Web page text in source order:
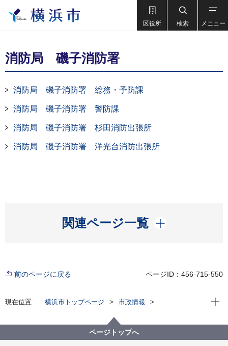
区役所 検索 メニュー
消防局 磯子消防署
消防局 磯子消防署 総務・予防課
消防局 磯子消防署 警防課
消防局 磯子消防署 杉田消防出張所
消防局 磯子消防署 洋光台消防出張所
関連ページ一覧
開く
前のページに戻る ページID：456-715-550
現在位置 横浜市トップページ
市政情報
消防局 磯子消防署
現在
ページトップへ